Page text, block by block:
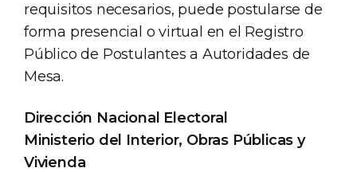
requisitos necesarios, puede postularse de
forma presencial o virtual en el Registro
Público de Postulantes a Autoridades de
Mesa.
Dirección Nacional Electoral
Ministerio del Interior, Obras Públicas y
Vivienda